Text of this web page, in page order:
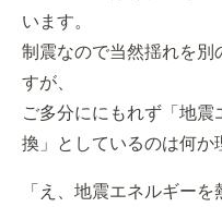
います。
制震なので当然揺れを
すが、
ご多分ににもれず「地
換」としているのは何か
「え、地震エネルギー